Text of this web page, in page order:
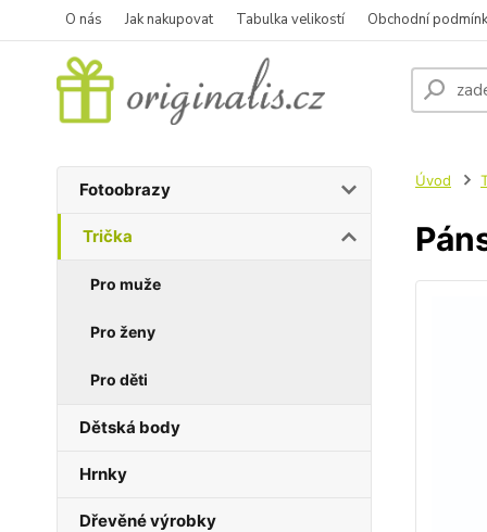
O nás Jak nakupovat Tabulka velikostí Obchodní
Fotoobrazy
Trička
Pro muže
Pro ženy
Pro děti
Dětská body
Hrnky
Dřevěné výrobky
Úvod